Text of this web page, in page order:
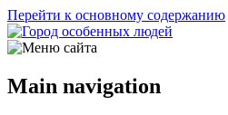
Перейти к основному содержанию
Main navigation